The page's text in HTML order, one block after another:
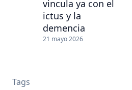
vincula ya con el
ictus y la
demencia
21 mayo 2026
Tags